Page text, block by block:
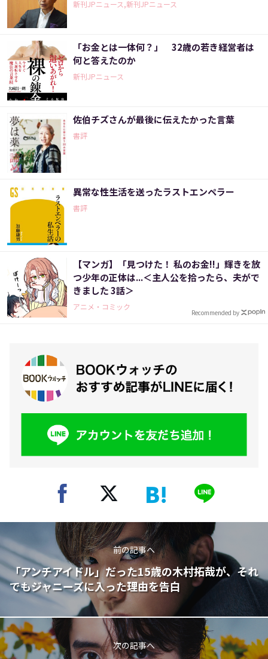
新刊JPニュース,新刊JPニュース
「お金とは一体何？」 32歳の若き経営者は
何と答えたのか
新刊JPニュース
佐伯チズさんが最後に伝えたかった言葉
書評
異常な性生活を送ったラストエンペラー
書評
【マンガ】「見つけた！ 私のお金!!」輝きを放
つ少年の正体は...＜主人公を拾ったら、夫がで
きました 3話＞
アニメ・コミック
Recommended by
前の記事へ
「アンチアイドル」だった15歳の木村拓哉が、それ
でもジャニーズに入った理由を告白
次の記事へ